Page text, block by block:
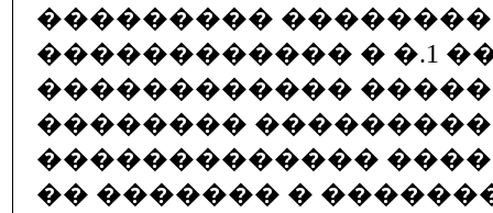
���������
������������ � �.1
������������
�������� ���������
�������������
�� ������� �